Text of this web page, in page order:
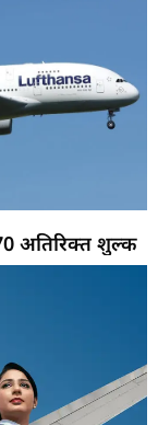
अतिरिक्त शुल्क